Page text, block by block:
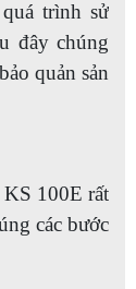
trình sử
đây chúng
quản sản
100E rất
các bước